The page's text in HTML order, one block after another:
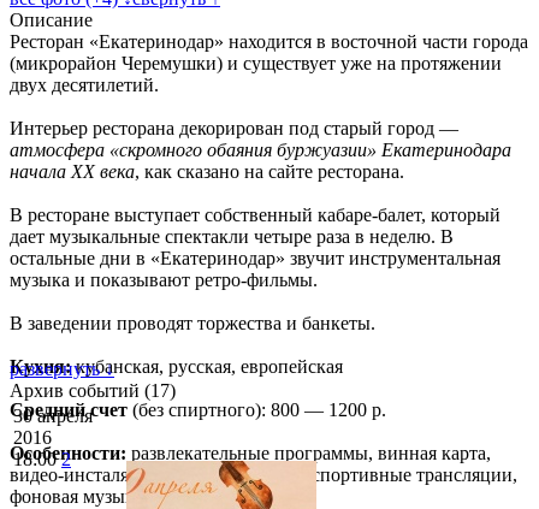
Описание
Ресторан «Екатеринодар» находится в восточной части города
(микрорайон Черемушки) и существует уже на протяжении
двух десятилетий.
Интерьер ресторана декорирован под старый город —
атмосфера «скромного обаяния буржуазии» Екатеринодара
начала ХХ века, как сказано на сайте ресторана.
В ресторане выступает собственный кабаре-балет, который
дает музыкальные спектакли четыре раза в неделю. В
остальные дни в «Екатеринодар» звучит инструментальная
музыка и показывают ретро-фильмы.
В заведении проводят торжества и банкеты.
Кухня:кубанская, русская, европейская
Средний счет (без спиртного): 800 — 1200 р.
Особенности: развлекательные программы, винная карта,
видео-инсталяции, блюда на вынос, спортивные трансляции,
фоновая музыка, интернет Wi-Fi
развернуть ↓
Архив событий (17)
30 апреля
2016
18:002